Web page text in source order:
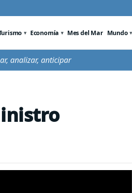
Economía Mes del Mar Mundo
analizar, anticipar